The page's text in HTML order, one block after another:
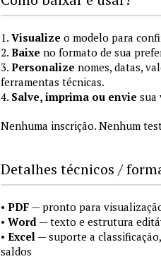
1. Visualize o modelo para
2. Baixe no formato de sua
3. Personalize nomes, datas,
ferramentas técnicas.
4. Salve, imprima ou envie sua
Nenhuma inscrição. Nenhum
Detalhes técnicos /
• PDF — pronto para
• Word — texto e estrutura
• Excel — suporte a
saldos